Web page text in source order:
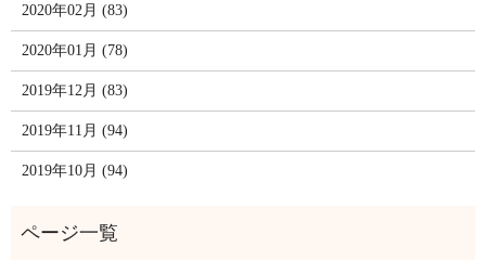
2020年02月 (83)
2020年01月 (78)
2019年12月 (83)
2019年11月 (94)
2019年10月 (94)